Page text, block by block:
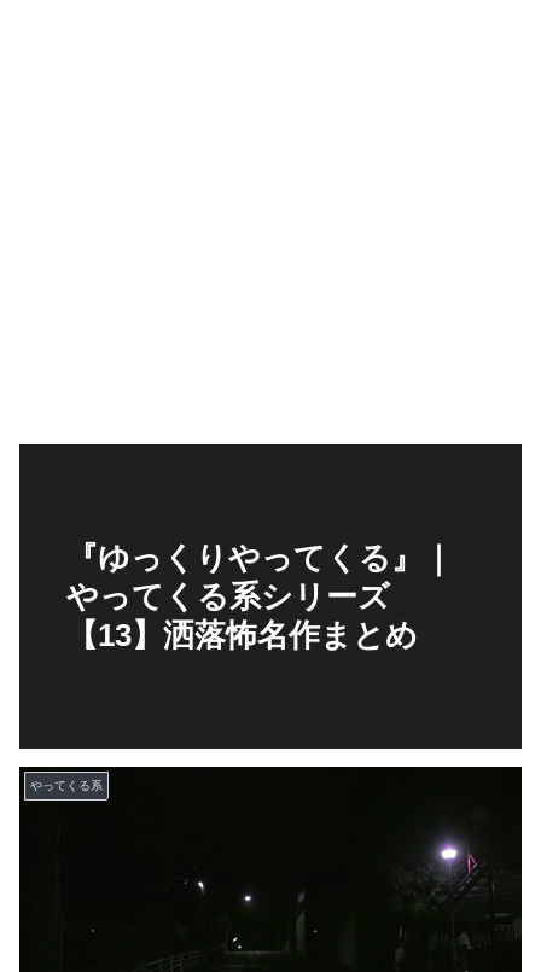
『ゆっくりやってくる』｜
やってくる系シリーズ
【13】洒落怖名作まとめ
やってくる系